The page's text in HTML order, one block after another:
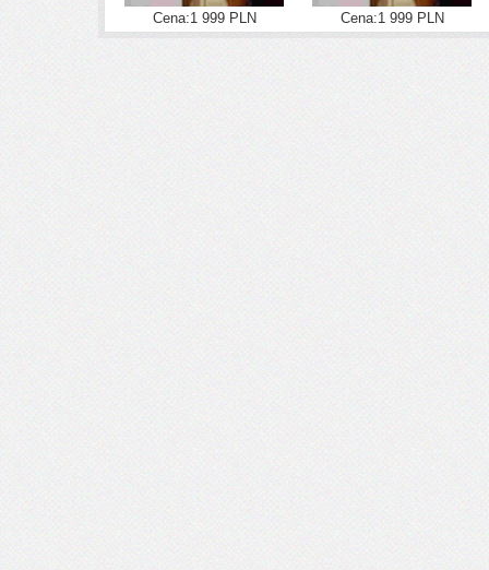
Cena:1 999 PLN Cena:1 999 PLN